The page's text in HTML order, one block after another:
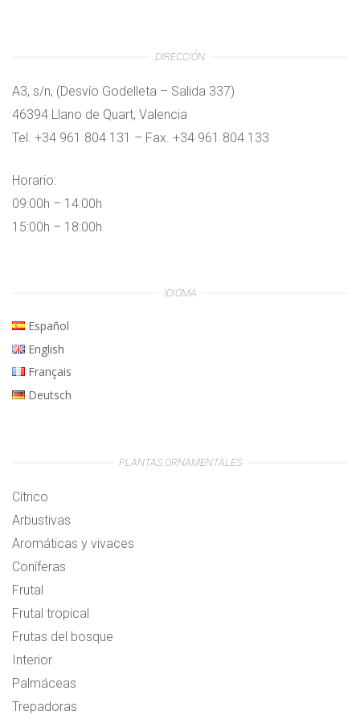
DIRECCIÓN
A3, s/n, (Desvío Godelleta – Salida 337)
46394 Llano de Quart, Valencia
Tel. +34 961 804 131 – Fax. +34 961 804 133
Horario:
09:00h – 14:00h
15:00h – 18:00h
IDIOMA
Español
English
Français
Deutsch
PLANTAS ORNAMENTALES
Cítrico
Arbustivas
Aromáticas y vivaces
Coníferas
Frutal
Frutal tropical
Frutas del bosque
Interior
Palmáceas
Trepadoras